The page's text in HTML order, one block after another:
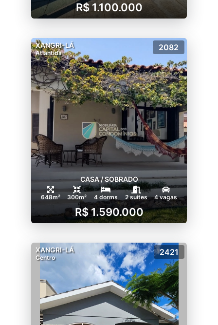
R$ 1.100.000
XANGRI-LÁ
Atlântida
2082
CASA / SOBRADO
648m² 300m² 4 dorms 2 suítes 4 vagas
R$ 1.590.000
XANGRI-LÁ
Centro
2421